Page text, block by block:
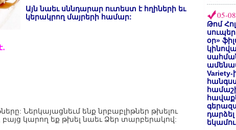
Այն նաեւ սննդարար ուտեստ է հղիների եւ
կերակրող մայրերի համար:
Ներկայացնեւմ ենք նրբաբլիթներ թխելու
կարող եք թխել նաեւ Ձեր տարբերակով:
05-
Թոմ
օր»